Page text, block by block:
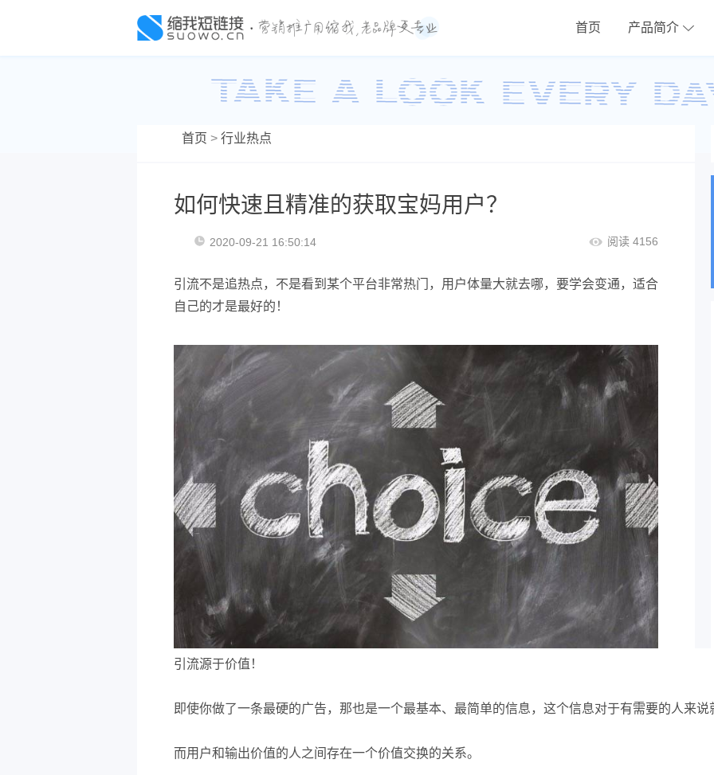
首页 产品简介
首页 > 行业热点
如何快速且精准的获取宝妈用户？
2020-09-21 16:50:14 阅读 4156
引流不是追热点，不是看到某个平台非常热门，用户体量大就去哪，要学会变通，适合
自己的才是最好的！
引流源于价值！
即使你做了一条最硬的广告，那也是一个最基本、最简单的信息，这个信息对于有需要的人来说
而用户和输出价值的人之间存在一个价值交换的关系。